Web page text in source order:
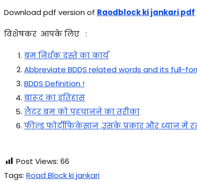
Download pdf version of Raodblock ki jankari pdf
विशेषकर आपके लिए :
बम निर्धक दस्ते का कार्य
Abbreviate BDDS related words and its full-
BDDS Definition !
बारूद का इतिहास
लैटर बम को पहचानने का तरीका
फील्ड फोर्टीफिकेसान ,उसके प्रकार और ध्यान में
Post Views: 66
Tags: Road Block ki jankari